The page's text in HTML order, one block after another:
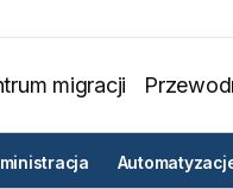
migracji